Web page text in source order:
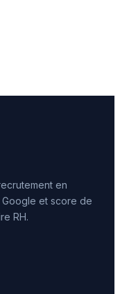
en
Google et score de
RH.